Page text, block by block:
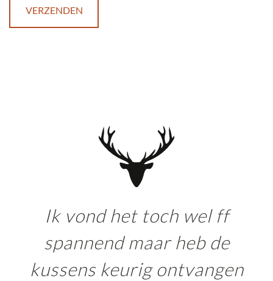
Ik vond het toch wel ff
spannend maar heb de
kussens keurig ontvangen